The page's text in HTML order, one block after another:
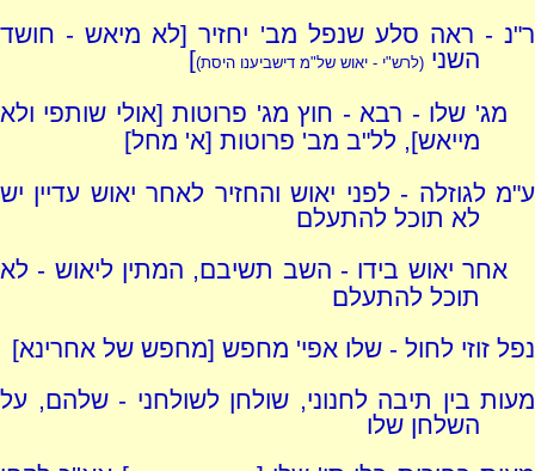
ר"נ - ראה סלע שנפל מב' יחזיר [לא מיאש - חושד
השני(לרש"י - יאוש של"מ דישביענו היסת)]
מג' שלו - רבא - חוץ מג' פרוטות [אולי שותפי ולא
מייאש], לל"ב מב' פרוטות [א' מחל]
ע"מ לגוזלה - לפני יאוש והחזיר לאחר יאוש עדיין יש
לא תוכל להתעלם
אחר יאוש בידו - השב תשיבם, המתין ליאוש - לא
תוכל להתעלם
נפל זוזי לחול - שלו אפי' מחפש [מחפש של אחרינא]
מעות בין תיבה לחנוני, שולחן לשולחני - שלהם, על
השלחן שלו